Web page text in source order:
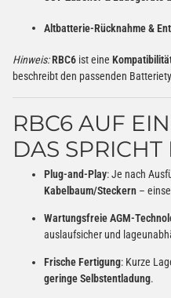
Altbatterie-Rücknahme &
Hinweis:RBC6 ist eine
beschreibt den passenden
RBC6 AUF
DAS
Plug-and-Play: Je nach
Kabelbaum/Steckern –
Wartungsfreie AGM-
auslaufsicher und
Frische Fertigung: Kurze
geringe Selbstentladung.